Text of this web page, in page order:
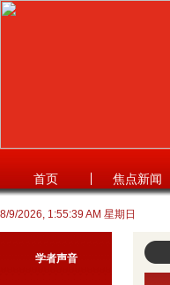
首页 焦点新闻
8/9/2026, 1:55:40 AM 星期日
学者声音